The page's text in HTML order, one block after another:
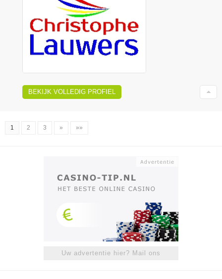
BEKIJK VOLLEDIG PROFIEL
1 2 3 » »»
Uw advertentie hier? Mail ons